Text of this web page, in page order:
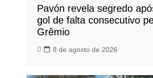
Pavón revela segredo
gol de falta consecutivo
Grêmio
8 de agosto de 2026